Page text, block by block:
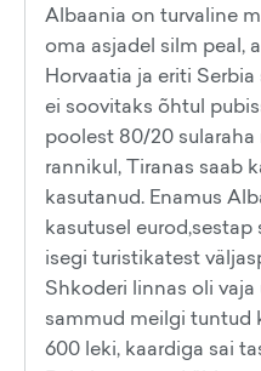
Albaania on turvaline
oma asjadel silm peal,
Horvaatia ja eriti
ei soovitaks õhtul
poolest 80/20 sularaha
rannikul, Tiranas saab
kasutanud. Enamus
kasutusel
isegi turistikatest
Shkoderi linnas oli
sammud meilgi tuntud
600 leki, kaardiga sai